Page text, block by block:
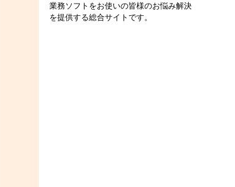
業務ソフトをお使いの皆様のお悩み解決
を提供する総合サイトです。